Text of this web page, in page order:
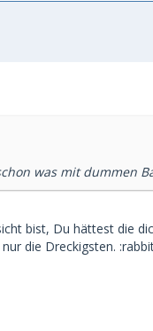
was mit dummen
bist, Du hättest die
die Dreckigsten.